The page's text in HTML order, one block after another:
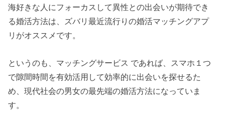
海好きな人にフォーカスして異性との出会いが期待でき
る婚活方法は、ズバリ最近流行りの婚活マッチングアプ
リがオススメです。
というのも、マッチングサービス であれば、スマホ１つ
で隙間時間を有効活用して効率的に出会いを探せるた
め、現代社会の男女の最先端の婚活方法になっていま
す。